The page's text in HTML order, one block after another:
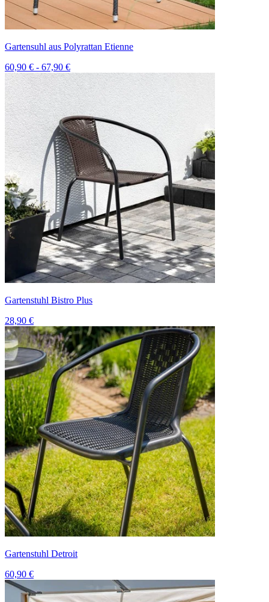
Gartensuhl aus Polyrattan Etienne
60,90 € - 67,90 €
Gartenstuhl Bistro Plus
28,90 €
Gartenstuhl Detroit
60,90 €